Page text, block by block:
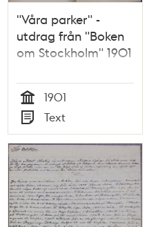
"Våra parker" -
utdrag från "Boken
om Stockholm" 1901
Tid
1901
Typ
Text